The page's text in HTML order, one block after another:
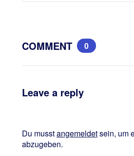
COMMENT 0
Leave a reply
Du musstangemeldetsein, um
abzugeben.